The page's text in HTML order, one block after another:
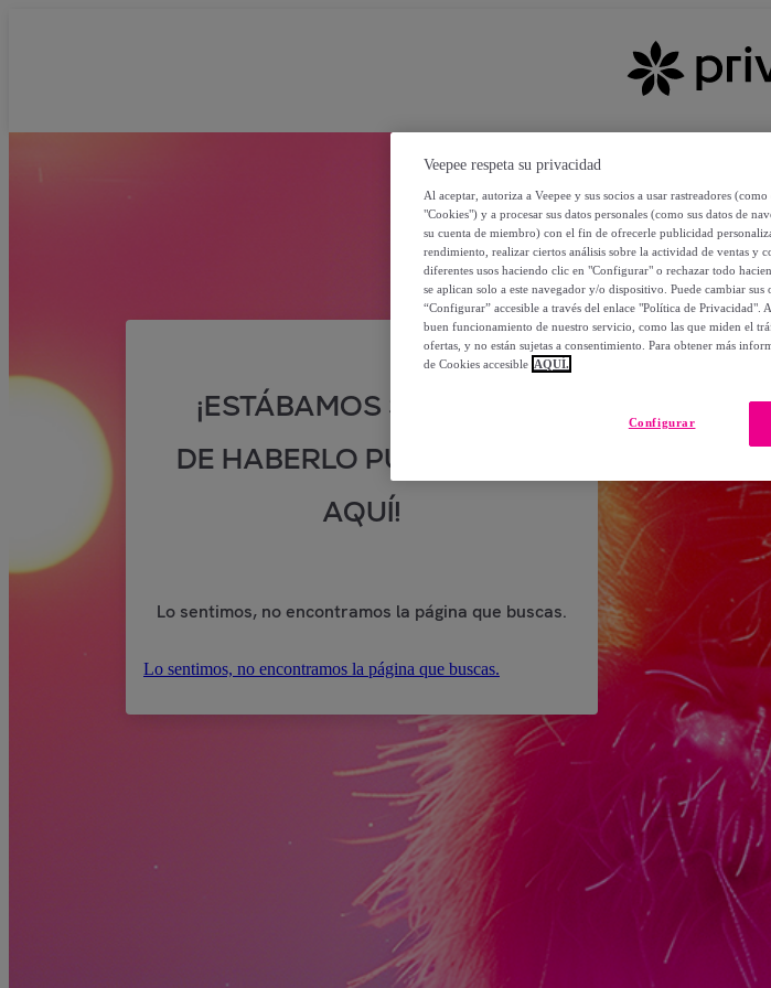
¡ESTÁBAMOS SEGUROS
DE HABERLO PUESTO POR
AQUÍ!
Lo sentimos, no encontramos la página que buscas.
Lo sentimos, no encontramos la página que buscas.
Veepee respeta su privacidad
Al aceptar, autoriza a Veepee y sus socios a usar rastreadores
"Cookies") y a procesar sus datos personales (como sus datos de
su cuenta de miembro) con el fin de ofrecerle publicidad
rendimiento, realizar ciertos análisis sobre la actividad de ventas y
diferentes usos haciendo clic en "Configurar" o rechazar todo
se aplican solo a este navegador y/o dispositivo. Puede cambiar
“Configurar” accesible a través del enlace "Política de Privacidad".
buen funcionamiento de nuestro servicio, como las que miden el
ofertas, y no están sujetas a consentimiento. Para obtener más
de Cookies accesible AQUÍ.
Configurar